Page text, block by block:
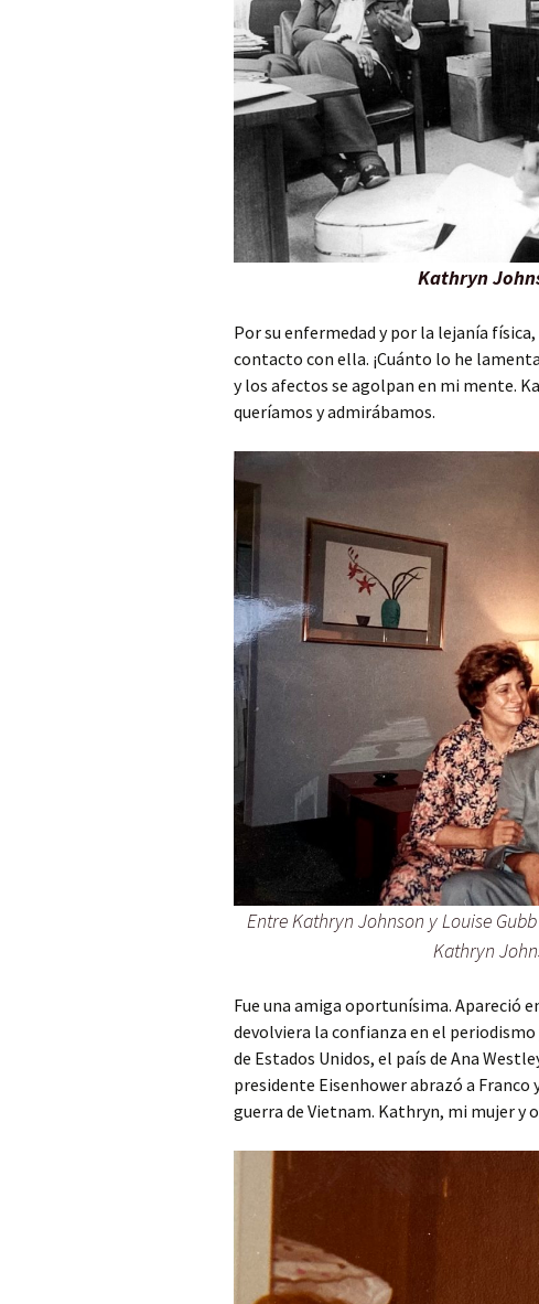
Kathryn
Por su enfermedad y por la lejanía
contacto con ella. ¡Cuánto lo he
y los afectos se agolpan en mi mente.
queríamos y admirábamos.
Entre Kathryn Johnson y Louise
Kathryn
Fue una amiga oportunísima. Apareció
devolviera la confianza en el
de Estados Unidos, el país de Ana
presidente Eisenhower abrazó a Franco
guerra de Vietnam. Kathryn, mi mujer